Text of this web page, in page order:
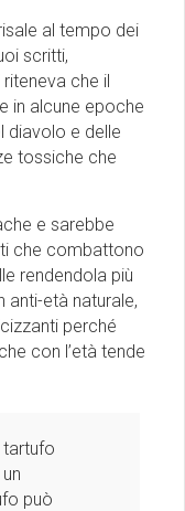
al tempo dei
scritti,
che il
in alcune epoche
diavolo e delle
tossiche che
e sarebbe
che combattono
rendendola più
anti-età naturale,
perché
con l’età tende
può